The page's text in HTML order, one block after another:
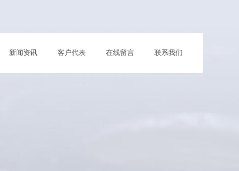
新闻资讯 客户代表 在线留言 联系我们